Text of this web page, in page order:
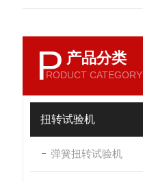
P 产品分类
RODUCT CATEGORY
扭转试验机
弹簧扭转试验机